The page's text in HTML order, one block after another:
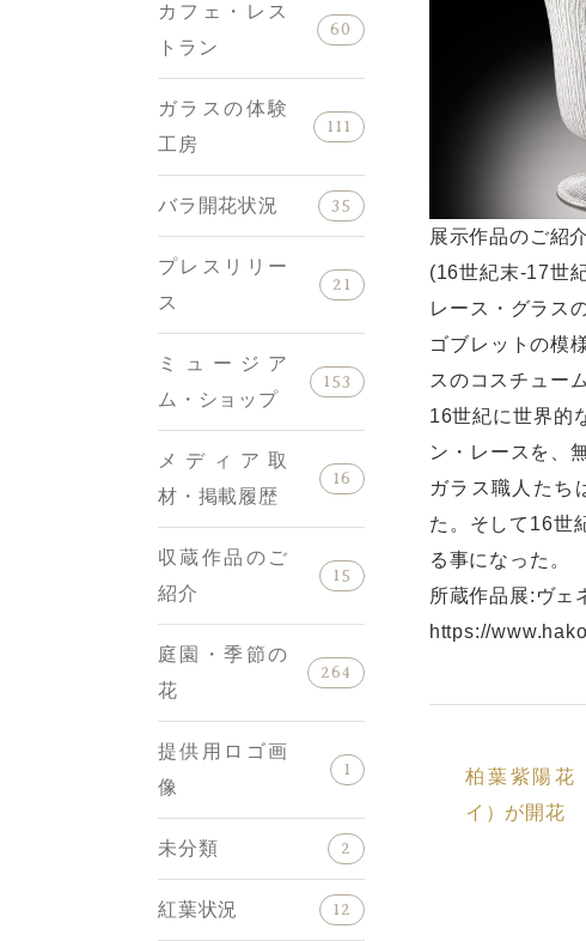
カフェ・レス
トラン
60
ガラスの体験
工房
111
バラ開花状況 35
プレスリリー
ス
21
ミュージア
ム・ショップ
153
メディア取
材・掲載履歴
16
収蔵作品のご
紹介
15
庭園・季節の
花
264
提供用ロゴ画
像
1
未分類 2
紅葉状況 12
展示作品のご紹
(16世紀末-17世
レース・グラス
ゴブレットの模
スのコスチュー
16世紀に世界的
ン・レースを、
ガラス職人たち
た。そして16世
る事になった。
所蔵作品展:ヴェ
https://
柏葉紫陽花
イ）が開花